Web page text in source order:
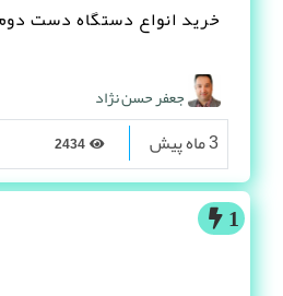
خرید انواع دستگاه دست
جعفر حسن نژاد
3 ماه پیش
1